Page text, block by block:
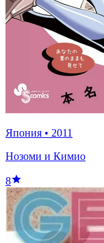
Япония • 2011
Нозоми и Кимио
8